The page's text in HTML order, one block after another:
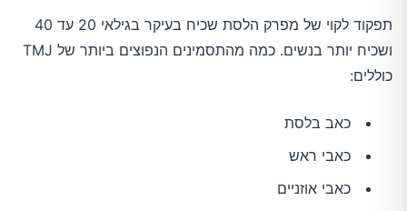
תפקוד לקוי של מפרק הלסת שכיח בעיקר בגילאי 20 עד 40
ושכיח יותר בנשים. כמה מהתסמינים הנפוצים ביותר של TMJ
כוללים:
כאב בלסת
כאבי ראש
כאבי אוזניים